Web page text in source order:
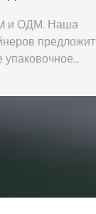
и ОДМ. Наша
предложит